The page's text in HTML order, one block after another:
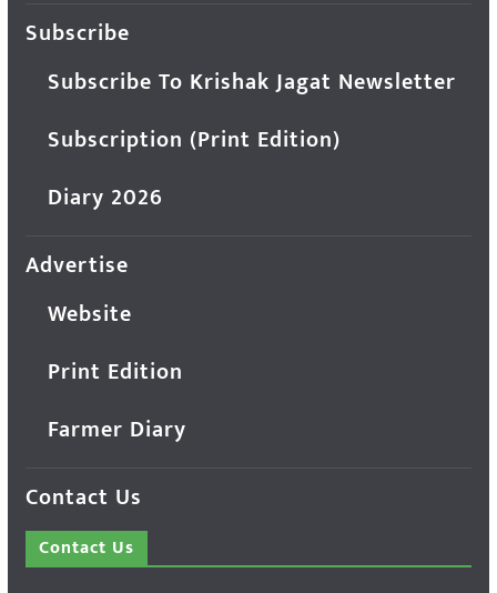
Subscribe
Subscribe To Krishak Jagat Newsletter
Subscription (Print Edition)
Diary 2026
Advertise
Website
Print Edition
Farmer Diary
Contact Us
Contact Us